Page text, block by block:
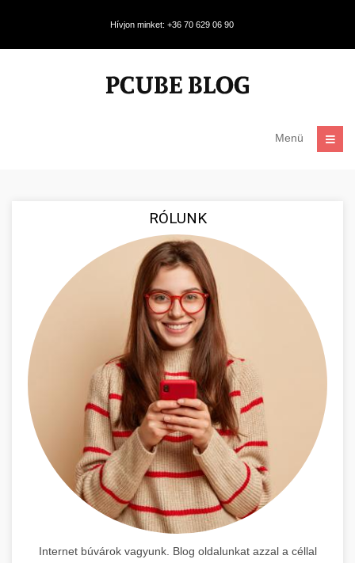
Hívjon minket: +36 70 629 06 90
Menü
RÓLUNK
Internet búvárok vagyunk. Blog oldalunkat azzal a céllal